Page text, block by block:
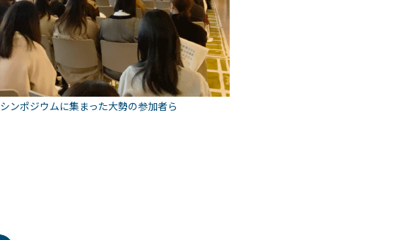
シンポジウムに集まった大勢の参加者ら